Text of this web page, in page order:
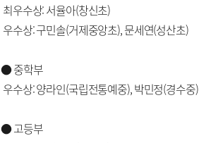
최우수상: 서율아(창신초)
우수상: 구민솔(거제중앙초), 문세연(성산초)
● 중학부
우수상: 양라인(국립전통예중), 박민정(경수중)
● 고등부